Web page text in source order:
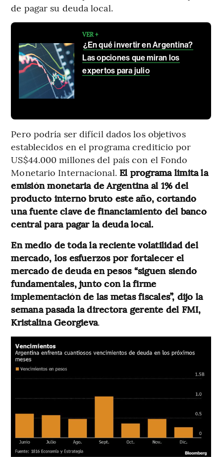
de pagar su deuda local.
VER +
¿En qué invertir en Argentina?
Las opciones que miran los
expertos para julio
Pero podría ser difícil dados los objetivos
establecidos en el programa crediticio por
US$44.000 millones del país con el Fondo
Monetario Internacional. El programa limita la
emisión monetaria de Argentina al 1% del
producto interno bruto este año, cortando
una fuente clave de financiamiento del banco
central para pagar la deuda local.
En medio de toda la reciente volatilidad del
mercado, los esfuerzos por fortalecer el
mercado de deuda en pesos “siguen siendo
fundamentales, junto con la firme
implementación de las metas fiscales”, dijo la
semana pasada la directora gerente del FMI,
Kristalina Georgieva.